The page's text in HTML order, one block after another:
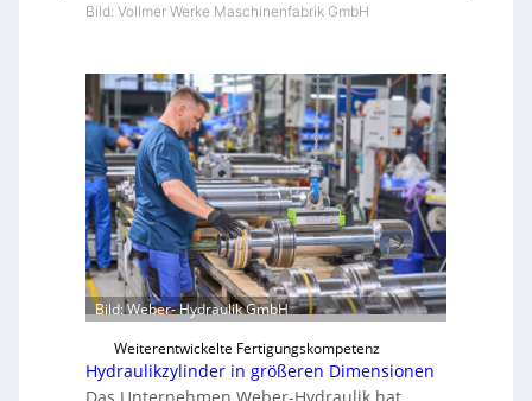
Bild: Vollmer Werke Maschinenfabrik GmbH
Bild: Weber- Hydraulik GmbH
Weiterentwickelte Fertigungskompetenz
Hydraulikzylinder in größeren Dimensionen